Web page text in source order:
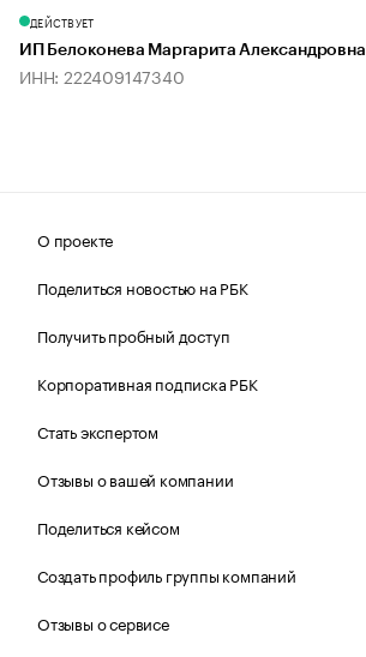
ДЕЙСТВУЕТ
ИП Белоконева Маргарита Александровна
ИНН: 222409147340
О проекте
Поделиться новостью на РБК
Получить пробный доступ
Корпоративная подписка РБК
Стать экспертом
Отзывы о вашей компании
Поделиться кейсом
Создать профиль группы компаний
Отзывы о сервисе